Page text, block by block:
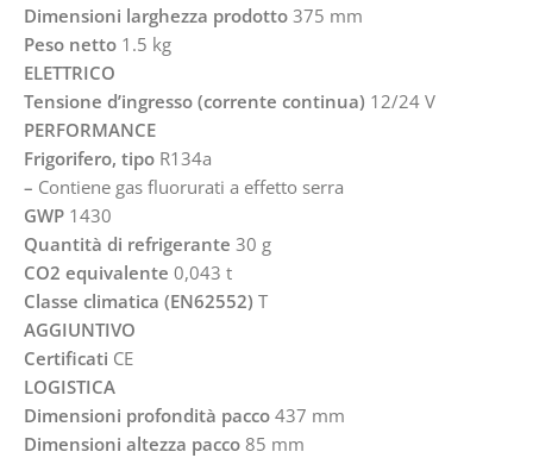
Dimensioni larghezza prodotto 375 mm
Peso netto 1.5 kg
ELETTRICO
Tensione d’ingresso (corrente continua) 12/24 V
PERFORMANCE
Frigorifero, tipo R134a
– Contiene gas fluorurati a effetto serra
GWP 1430
Quantità di refrigerante 30 g
CO2 equivalente 0,043 t
Classe climatica (EN62552) T
AGGIUNTIVO
Certificati CE
LOGISTICA
Dimensioni profondità pacco 437 mm
Dimensioni altezza pacco 85 mm